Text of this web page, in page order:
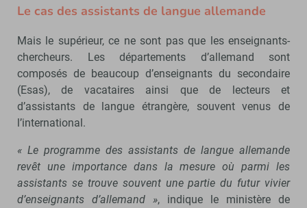
Le cas des assistants de langue allemande
Mais le supérieur, ce ne sont pas que les enseignants-
chercheurs. Les départements d’allemand sont
composés de beaucoup d’enseignants du secondaire
(Esas), de vacataires ainsi que de lecteurs et
d’assistants de langue étrangère, souvent venus de
l’international.
« Le programme des assistants de langue allemande
revêt une importance dans la mesure où parmi les
assistants se trouve souvent une partie du futur vivier
d’enseignants d’allemand », indique le ministère de